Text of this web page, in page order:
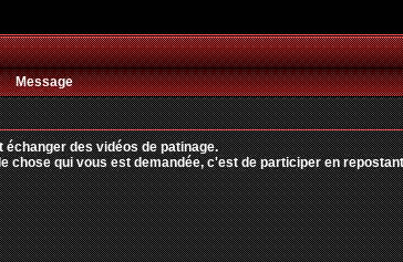
Message
échanger des vidéos de patinage.
qui vous est demandée, c'est de participer en